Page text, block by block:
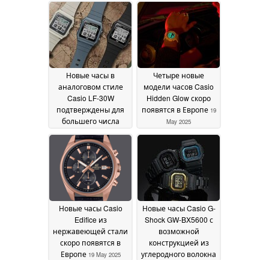
Новые часы в
аналоговом стиле
Casio LF-30W
подтверждены для
большего числа
стран19 May 2025
Четыре новые
модели часов Casio
Hidden Glow скоро
появятся в Европе 19
May 2025
Новые часы Casio
Edifice из
нержавеющей стали
скоро появятся в
Европе 19 May 2025
Новые часы Casio G-
Shock GW-BX5600 с
возможной
конструкцией из
углеродного волокна